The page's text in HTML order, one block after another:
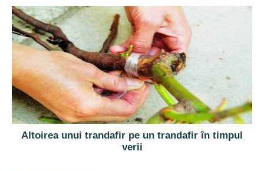
Altoirea unui trandafir pe un trandafir în timpul
verii